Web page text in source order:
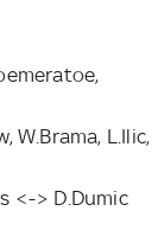
W.Brama, L.Ilic,
<-> D.Dumic